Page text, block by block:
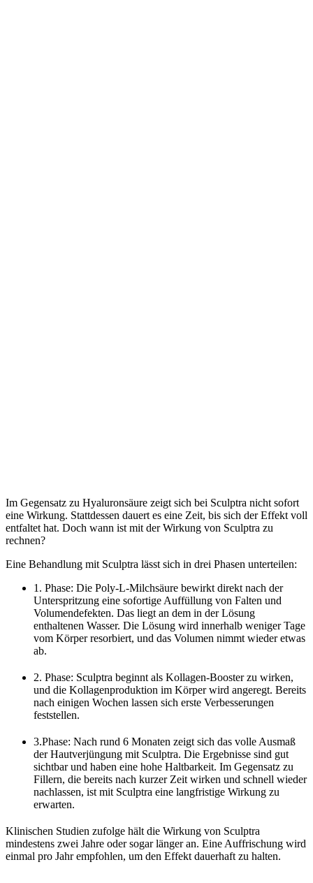
Im Gegensatz zu Hyaluronsäure zeigt sich bei Sculptra nicht sofort
eine Wirkung. Stattdessen dauert es eine Zeit, bis sich der Effekt voll
entfaltet hat. Doch wann ist mit der Wirkung von Sculptra zu
rechnen?
Eine Behandlung mit Sculptra lässt sich in drei Phasen unterteilen:
1. Phase: Die Poly-L-Milchsäure bewirkt direkt nach der
Unterspritzung eine sofortige Auffüllung von Falten und
Volumendefekten. Das liegt an dem in der Lösung
enthaltenen Wasser. Die Lösung wird innerhalb weniger Tage
vom Körper resorbiert, und das Volumen nimmt wieder etwas
ab.
2. Phase: Sculptra beginnt als Kollagen-Booster zu wirken,
und die Kollagenproduktion im Körper wird angeregt. Bereits
nach einigen Wochen lassen sich erste Verbesserungen
feststellen.
3.Phase: Nach rund 6 Monaten zeigt sich das volle Ausmaß
der Hautverjüngung mit Sculptra. Die Ergebnisse sind gut
sichtbar und haben eine hohe Haltbarkeit. Im Gegensatz zu
Fillern, die bereits nach kurzer Zeit wirken und schnell wieder
nachlassen, ist mit Sculptra eine langfristige Wirkung zu
erwarten.
Klinischen Studien zufolge hält die Wirkung von Sculptra
mindestens zwei Jahre oder sogar länger an. Eine Auffrischung wird
einmal pro Jahr empfohlen, um den Effekt dauerhaft zu halten.